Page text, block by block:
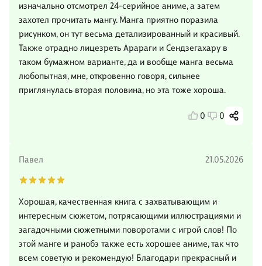
изначально отсмотрел 24-серийное аниме, а затем
захотел прочитать мангу. Манга приятно поразила
рисунком, он тут весьма детализированный и красивый.
Также отрадно лицезреть Арараги и Сендзегахару в
таком бумажном варианте, да и вообще манга весьма
любопытная, мне, откровенно говоря, сильнее
приглянулась вторая половина, но эта тоже хороша.
0 0
Павел 21.05.2026
Хорошая, качественная книга с захватывающим и
интересным сюжетом, потрясающими иллюстрациями и
загадочными сюжетными поворотами с игрой слов! По
этой манге и ранобэ также есть хорошее аниме, так что
всем советую и рекомендую! Благодари прекрасный и